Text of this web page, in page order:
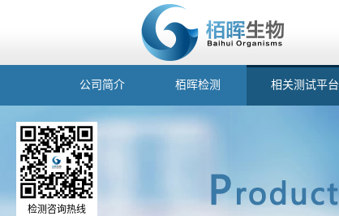
公司简介 栢晖检测 相关测试平台
检测咨询热线